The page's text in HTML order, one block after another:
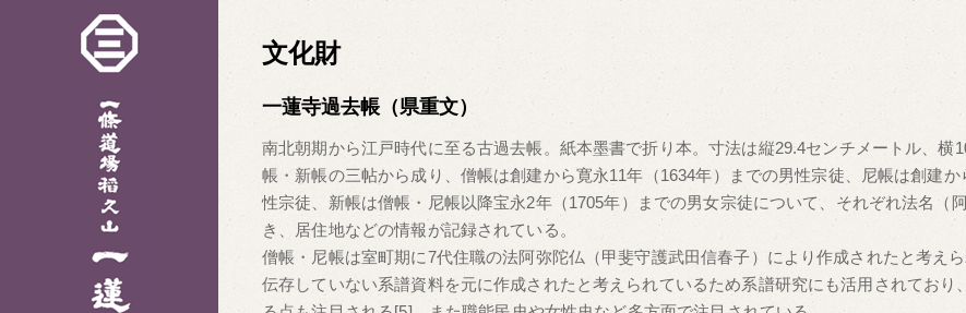
文化財
一蓮寺過去帳（県重文）
南北朝期から江戸時代に至る古過去帳。紙本墨書で折り本。寸法は縦29.4センチメートル、横
帳・新帳の三帖から成り、僧帳は創建から寛永11年（1634年）までの男性宗徒、尼帳は創建
性宗徒、新帳は僧帳・尼帳以降宝永2年（1705年）までの男女宗徒について、それぞれ法名（
き、居住地などの情報が記録されている。
僧帳・尼帳は室町期に7代住職の法阿弥陀仏（甲斐守護武田信春子）により作成されたと考え
伝存していない系譜資料を元に作成されたと考えられているため系譜研究にも活用されており